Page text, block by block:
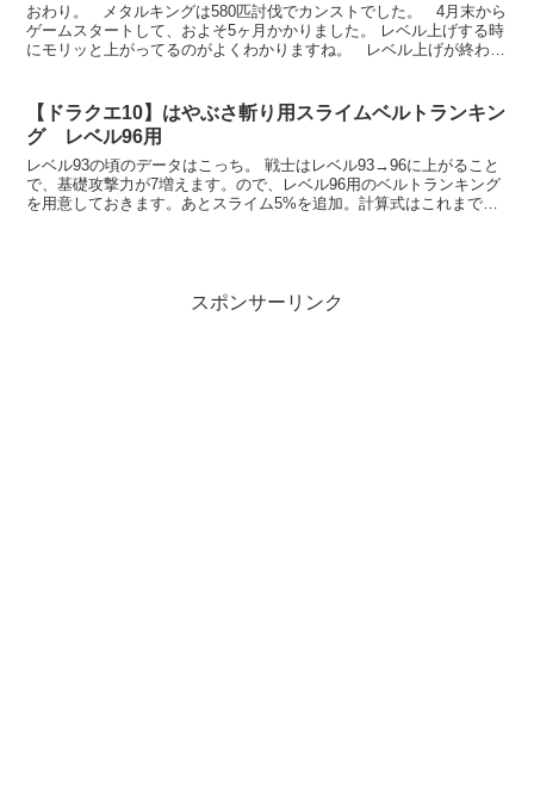
おわり。 メタルキングは580匹討伐でカンストでした。 4月末から
ゲームスタートして、およそ5ヶ月かかりました。 レベル上げする時
にモリッと上がってるのがよくわかりますね。 レベル上げが終わ
【ドラクエ10】はやぶさ斬り用スライムベルトランキン
グ レベル96用
レベル93の頃のデータはこっち。 戦士はレベル93→96に上がること
で、基礎攻撃力が7増えます。ので、レベル96用のベルトランキング
を用意しておきます。あとスライム5%を追加。計算式はこれまでと
スポンサーリンク